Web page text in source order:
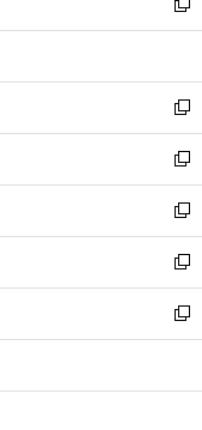
で
開
ド
ウ
開
く
ィ
ン
ウ
で
開
く
い
ウ
ン
ド
ウ
で
開
く
新
し
ウ
ィ
ン
ド
ウ
で
開
く
新
し
い
ウ
ィ
ン
ド
ウ
で
開
新
し
い
ウ
ィ
ン
ド
ウ
開
新
し
い
ウ
ィ
ン
ウ
新
し
い
ウ
ン
新
し
ウ